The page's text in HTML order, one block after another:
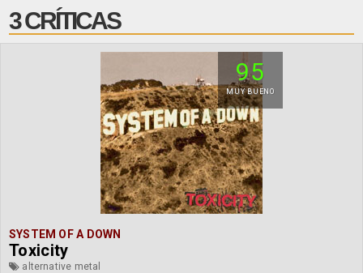
3 CRÍTICAS
95
MUY BUENO
SYSTEM OF A DOWN
Toxicity
alternative metal